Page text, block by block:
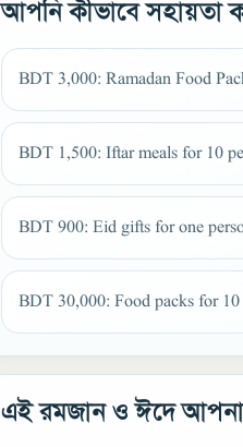
আপনি কীভাবে সহায়তা
BDT 3,000: Ramadan Food
BDT 1,500: Iftar meals for 10
BDT 900: Eid gifts for one
BDT 30,000: Food packs for
এই রমজান ও ঈদে